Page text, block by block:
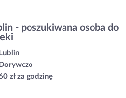
- poszukiwana osoba do
Lublin
Dorywczo
zł za godzinę